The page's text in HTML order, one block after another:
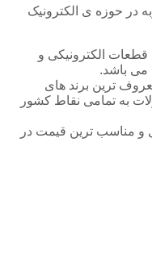
با 4 دهه تجربه در حوزه ی الکترونیک
قطعات الکترونیکی و
می باشد.
ترین برند های
به تمامی نقاط کشور
و مناسب ترین قیمت در